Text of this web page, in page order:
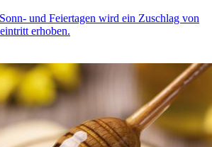
und Feiertagen wird ein Zuschlag von
erhoben.